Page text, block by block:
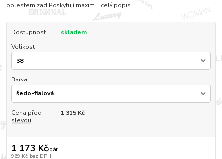
bolestem zad Poskytují maxim... celý popis
Dostupnost
skladem
Velikost
Barva
Cena před
slevou
1 315 Kč
1 173 Kč/pár
969 Kč bez DPH